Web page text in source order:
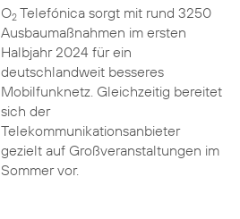
O2Telefónica sorgt mit rund 3250
Ausbaumaßnahmen im ersten
Halbjahr 2024 für ein
deutschlandweit besseres
Mobilfunknetz. Gleichzeitig bereitet
sich der
Telekommunikationsanbieter
gezielt auf Großveranstaltungen im
Sommer vor.